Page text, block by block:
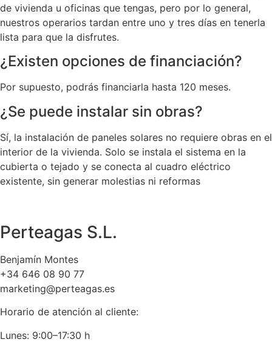
de vivienda u oficinas que tengas, pero por lo general,
nuestros operarios tardan entre uno y tres días en tenerla
lista para que la disfrutes.
¿Existen opciones de financiación?
Por supuesto, podrás financiarla hasta 120 meses.
¿Se puede instalar sin obras?
Sí, la instalación de paneles solares no requiere obras en el
interior de la vivienda. Solo se instala el sistema en la
cubierta o tejado y se conecta al cuadro eléctrico
existente, sin generar molestias ni reformas
Perteagas S.L.
Benjamín Montes
+34 646 08 90 77
marketing@perteagas.es
Horario de atención al cliente:
Lunes: 9:00–17:30 h